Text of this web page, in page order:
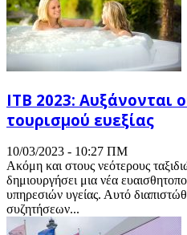
ITB 2023: Αυξάνονται
τουρισμού ευεξίας
10/03/2023 - 10:27 ΠΜ
Ακόμη και στους νεότερους
δημιουργήσει μια νέα
υπηρεσιών υγείας. Αυτό
συζητήσεων...